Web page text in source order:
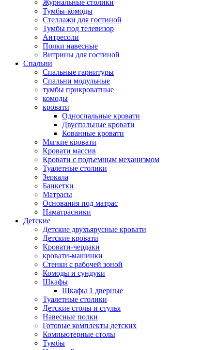
Журнальные столики
Тумбы-комоды
Стеллажи для гостиной
Тумбы под телевизор
Антресоли
Полки навесные
Витрины для гостиной
Спальни
Спальные гарнитуры
Спальни модульные
тумбы прикроватные
комоды
кровати
Односпальные кровати
Двуспальные кровати
Кованные кровати
Мягкие кровати
Кровати массив
Кровати с подъемным механизмом
Туалетные столики
Зеркала
Банкетки
Матрасы
Основания под матрас
Наматрасники
Детские
Детские двухъярусные кровати
Детские кровати
Кровати-чердаки
кровати-машинки
Стенки с рабочей зоной
Комоды и сундуки
Шкафы
Шкафы 1 дверные
Туалетные столики
Детские столы и стулья
Навесные полки
Готовые комплекты детских
Компьютерные столы
Тумбы